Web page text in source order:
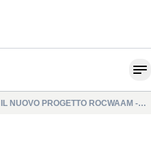
IL NUOVO PROGETTO ROCWAAM -